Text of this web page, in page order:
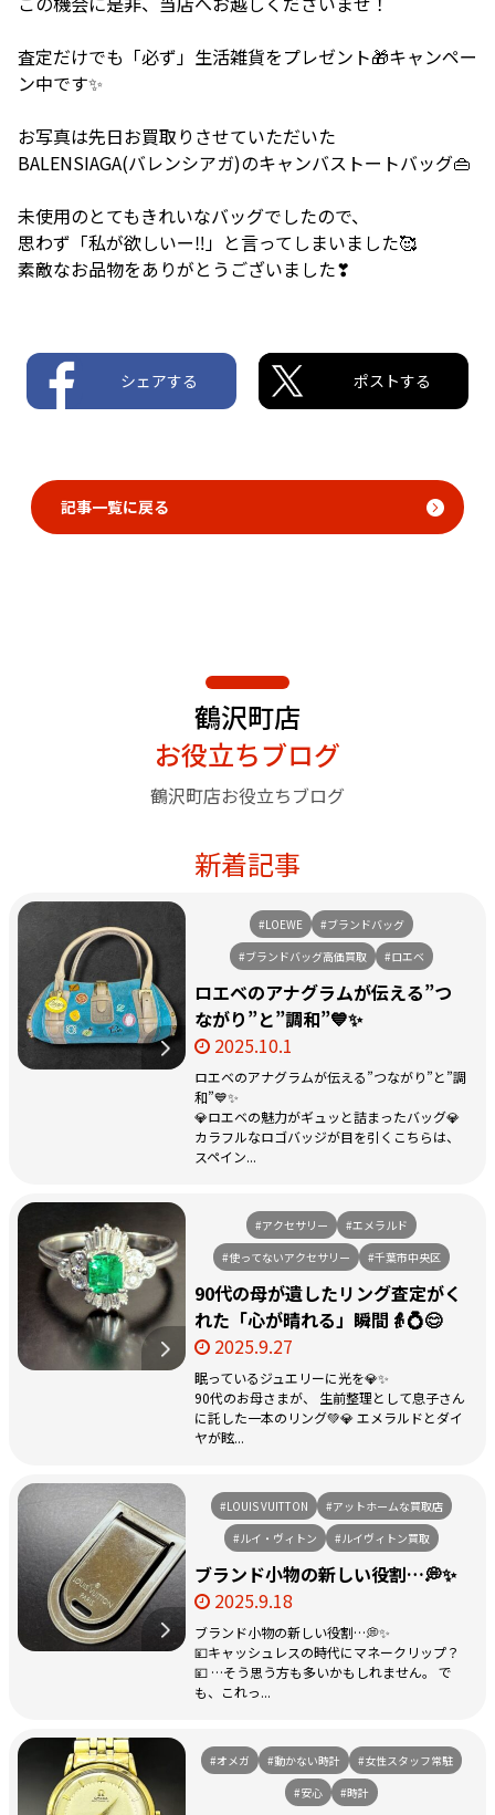
査定だけでも「必ず」生活雑貨をプレゼント🎁キャンペー
ン中です✨
お写真は先日お買取りさせていただいた
BALENSIAGA(バレンシアガ)のキャンバストートバッグ👜
未使用のとてもきれいなバッグでしたので、
思わず「私が欲しいー‼」と言ってしまいました🥰
素敵なお品物をありがとうございました❣
シェアする ポストする
記事一覧に戻る
鶴沢町店
お役立ちブログ
鶴沢町店お役立ちブログ
新着記事
#LOEWE
#ブランドバッグ
#ブランドバッグ高価買取
#ロエベ
ロエベのアナグラムが伝える”つ
ながり”と”調和”💙✨
2025.10.1
ロエベのアナグラムが伝える”つながり”と”調
和”💙✨
💎ロエベの魅力がギュッと詰まったバッグ💎
カラフルなロゴバッジが目を引くこちらは、
スペイン...
#アクセサリー
#エメラルド
#使ってないアクセサリー
#千葉市中央区
90代の母が遺したリング――査定がく
れた「心が晴れる」瞬間👵💍😊
2025.9.27
眠っているジュエリーに光を💎✨
90代のお母さまが、 生前整理として息子さん
に託した一本のリング💚💎 エメラルドとダイ
ヤが眩...
#LOUIS VUITTON
#アットホームな買取店
#ルイ・ヴィトン
#ルイヴィトン買取
ブランド小物の新しい役割…💭✨
2025.9.18
ブランド小物の新しい役割…💭✨
💴キャッシュレスの時代にマネークリップ？
💴 …そう思う方も多いかもしれません。 で
も、これっ...
#オメガ #動かない時計
#女性スタッフ常駐
#安心
#時計